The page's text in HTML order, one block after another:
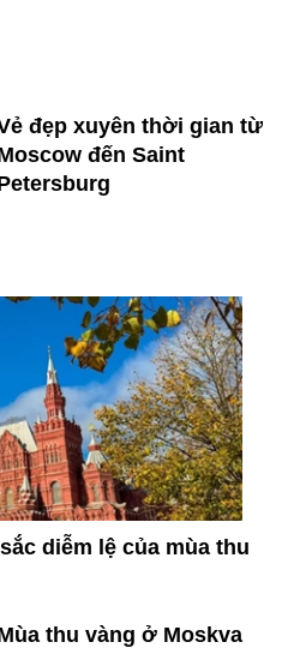
đẹp xuyên thời gian từ
đến Saint
diễm lệ của mùa thu
thu vàng ở Moskva